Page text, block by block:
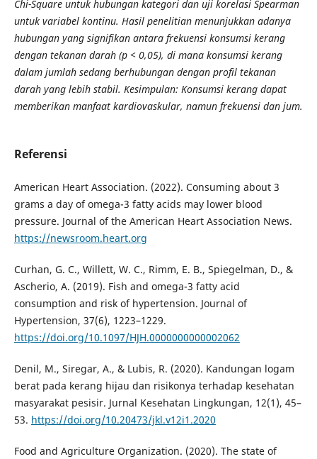
Chi-Square untuk hubungan kategori dan uji korelasi Spearman
untuk variabel kontinu. Hasil penelitian menunjukkan adanya
hubungan yang signifikan antara frekuensi konsumsi kerang
dengan tekanan darah (p < 0,05), di mana konsumsi kerang
dalam jumlah sedang berhubungan dengan profil tekanan
darah yang lebih stabil. Kesimpulan: Konsumsi kerang dapat
memberikan manfaat kardiovaskular, namun frekuensi dan jum.
Referensi
American Heart Association. (2022). Consuming about 3
grams a day of omega-3 fatty acids may lower blood
pressure. Journal of the American Heart Association News.
https://newsroom.heart.org
Curhan, G. C., Willett, W. C., Rimm, E. B., Spiegelman, D., &
Ascherio, A. (2019). Fish and omega-3 fatty acid
consumption and risk of hypertension. Journal of
Hypertension, 37(6), 1223–1229.
https://doi.org/10.1097/HJH.0000000000002062
Denil, M., Siregar, A., & Lubis, R. (2020). Kandungan logam
berat pada kerang hijau dan risikonya terhadap kesehatan
masyarakat pesisir. Jurnal Kesehatan Lingkungan, 12(1), 45–
53. https://doi.org/10.20473/jkl.v12i1.2020
Food and Agriculture Organization. (2020). The state of